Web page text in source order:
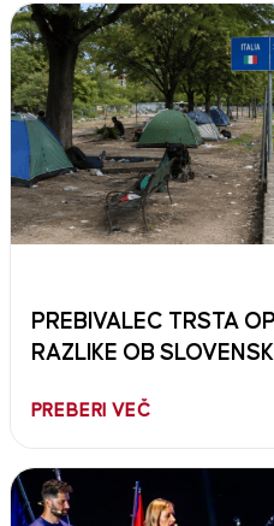
PREBIVALEC TRSTA
RAZLIKE OB
PREBERI VEČ